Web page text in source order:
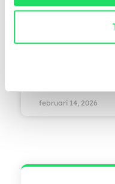
helst! I medicinsk
cirkulerar blod,
februari 14, 2026